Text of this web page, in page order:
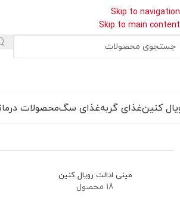
Skip to navigation
Skip to main content
کنینغذای گربهغذای سگمحصولات
مینی ادالت رویال کنین
18 محصول